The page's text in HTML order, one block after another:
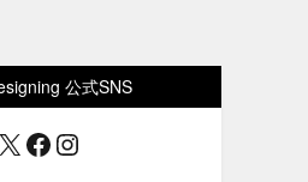
公式SNS
X Facebook
Instagram